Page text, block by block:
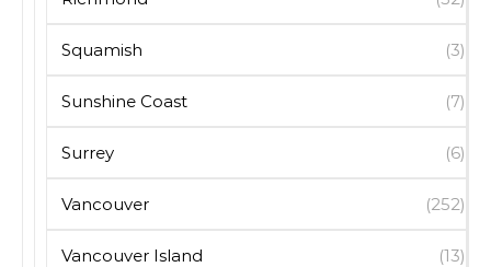
Squamish (3)
Sunshine Coast (7)
Surrey (6)
Vancouver (252)
Vancouver Island (13)